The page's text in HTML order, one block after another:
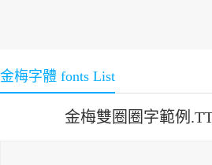
金梅字體 fonts List
金梅雙圈圈字範例